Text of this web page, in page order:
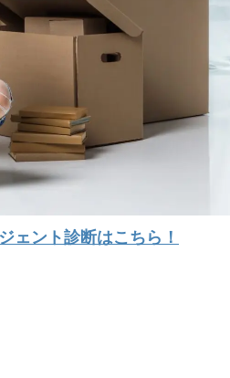
ェント診断はこちら！